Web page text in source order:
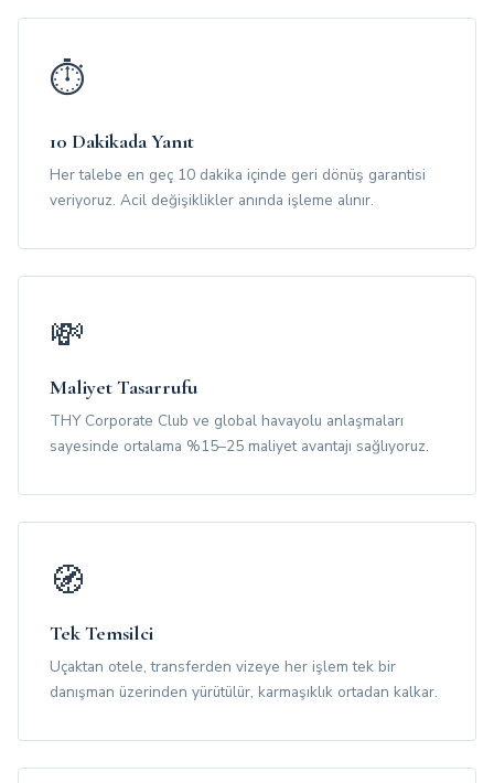
⏱️
10 Dakikada Yanıt
Her talebe en geç 10 dakika içinde geri dönüş garantisi
veriyoruz. Acil değişiklikler anında işleme alınır.
💸
Maliyet Tasarrufu
THY Corporate Club ve global havayolu anlaşmaları
sayesinde ortalama %15–25 maliyet avantajı sağlıyoruz.
🧭
Tek Temsilci
Uçaktan otele, transferden vizeye her işlem tek bir
danışman üzerinden yürütülür, karmaşıklık ortadan kalkar.